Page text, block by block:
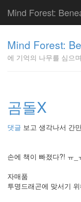
Mind Forest:
Mind Forest:
에 기억의 나무를 심으며
곰돌X
댓글 보고 생각나서 간
손에 책이 빠졌다?! ㅠ_
자매품
투명드래곤에 맞서기
이
의
글
플
러
상
질
의